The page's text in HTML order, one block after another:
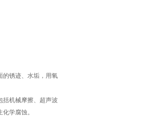
的锈迹、水垢，用氧
括机械摩擦、超声波
学腐蚀。